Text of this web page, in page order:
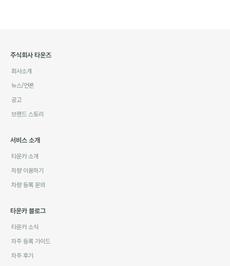
주식회사 타운즈
회사소개
뉴스/언론
공고
브랜드 스토리
서비스 소개
타운카 소개
차량 이용하기
차량 등록 문의
타운카 블로그
타운카 소식
차주 등록 가이드
차주 후기